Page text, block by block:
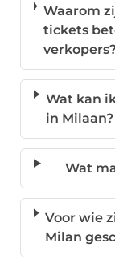
Waarom
tickets
Wat kan
in Milaan?
Wat
Voor wie
Milan